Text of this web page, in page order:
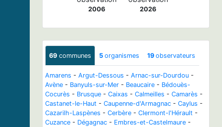
2006 2026
69 communes 5 organismes 19 observateurs
Amarens - Argut-Dessous - Arnac-sur-Dourdou -
Avène - Banyuls-sur-Mer - Beaucaire - Bédouès-
Cocurès - Brusque - Caixas - Calmeilles - Camarès -
Castanet-le-Haut - Caupenne-d'Armagnac - Caylus -
Cazarilh-Laspènes - Cerbère - Clermont-l'Hérault -
Cuzance - Dégagnac - Embres-et-Castelmaure -